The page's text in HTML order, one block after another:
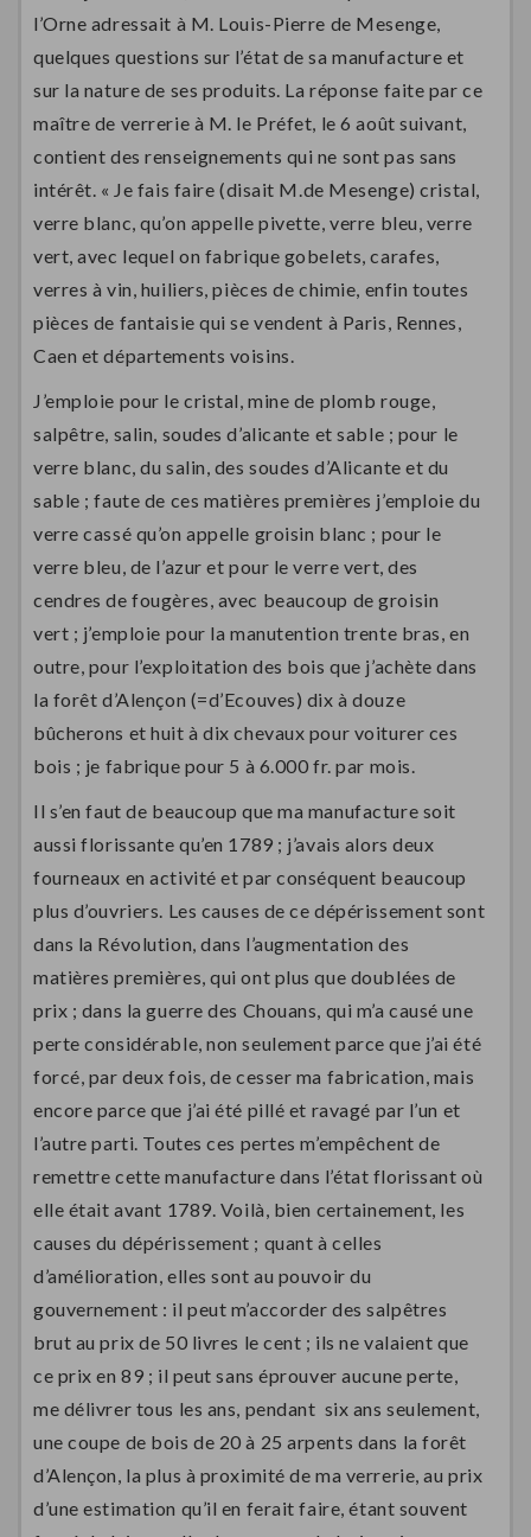
l’Orne adressait à M. Louis-Pierre de Mesenge,
quelques questions sur l’état de sa manufacture et
sur la nature de ses produits. La réponse faite par ce
maître de verrerie à M. le Préfet, le 6 août suivant,
contient des renseignements qui ne sont pas sans
intérêt. « Je fais faire (disait M.de Mesenge) cristal,
verre blanc, qu’on appelle pivette, verre bleu, verre
vert, avec lequel on fabrique gobelets, carafes,
verres à vin, huiliers, pièces de chimie, enfin toutes
pièces de fantaisie qui se vendent à Paris, Rennes,
Caen et départements voisins.
J’emploie pour le cristal, mine de plomb rouge,
salpêtre, salin, soudes d’alicante et sable ; pour le
verre blanc, du salin, des soudes d’Alicante et du
sable ; faute de ces matières premières j’emploie du
verre cassé qu’on appelle groisin blanc ; pour le
verre bleu, de l’azur et pour le verre vert, des
cendres de fougères, avec beaucoup de groisin
vert ; j’emploie pour la manutention trente bras, en
outre, pour l’exploitation des bois que j’achète dans
la forêt d’Alençon (=d’Ecouves) dix à douze
bûcherons et huit à dix chevaux pour voiturer ces
bois ; je fabrique pour 5 à 6.000 fr. par mois.
Il s’en faut de beaucoup que ma manufacture soit
aussi florissante qu’en 1789 ; j’avais alors deux
fourneaux en activité et par conséquent beaucoup
plus d’ouvriers. Les causes de ce dépérissement sont
dans la Révolution, dans l’augmentation des
matières premières, qui ont plus que doublées de
prix ; dans la guerre des Chouans, qui m’a causé une
perte considérable, non seulement parce que j’ai été
forcé, par deux fois, de cesser ma fabrication, mais
encore parce que j’ai été pillé et ravagé par l’un et
l’autre parti. Toutes ces pertes m’empêchent de
remettre cette manufacture dans l’état florissant où
elle était avant 1789. Voilà, bien certainement, les
causes du dépérissement ; quant à celles
d’amélioration, elles sont au pouvoir du
gouvernement : il peut m’accorder des salpêtres
brut au prix de 50 livres le cent ; ils ne valaient que
ce prix en 89 ; il peut sans éprouver aucune perte,
me délivrer tous les ans, pendant six ans seulement,
une coupe de bois de 20 à 25 arpents dans la forêt
d’Alençon, la plus à proximité de ma verrerie, au prix
d’une estimation qu’il en ferait faire, étant souvent